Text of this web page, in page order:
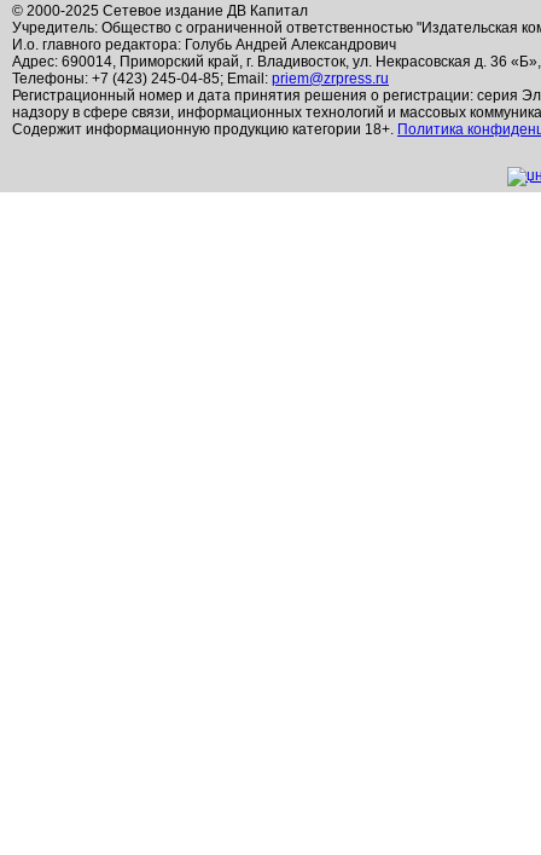
© 2000-2025 Сетевое издание ДВ Капитал
Учредитель: Общество с ограниченной ответственностью "Издательская
И.о. главного редактора: Голубь Андрей Александрович
Адрес: 690014, Приморский край, г. Владивосток, ул. Некрасовская д. 36
Телефоны: +7 (423) 245-04-85; Email: priem@zrpress.ru
Регистрационный номер и дата принятия решения о регистрации: серия
надзору в сфере связи, информационных технологий и массовых
Содержит информационную продукцию категории 18+. Политика